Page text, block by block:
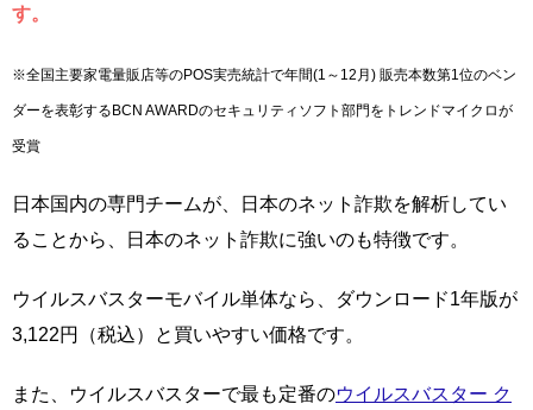
す。
※全国主要家電量販店等のPOS実売統計で年間(1～12月) 販売本数第1位のベン
ダーを表彰するBCN AWARDのセキュリティソフト部門をトレンドマイクロが
受賞
日本国内の専門チームが、日本のネット詐欺を解析してい
ることから、日本のネット詐欺に強いのも特徴です。
ウイルスバスターモバイル単体なら、ダウンロード1年版が
3,122円（税込）と買いやすい価格です。
また、ウイルスバスターで最も定番のウイルスバスター ク